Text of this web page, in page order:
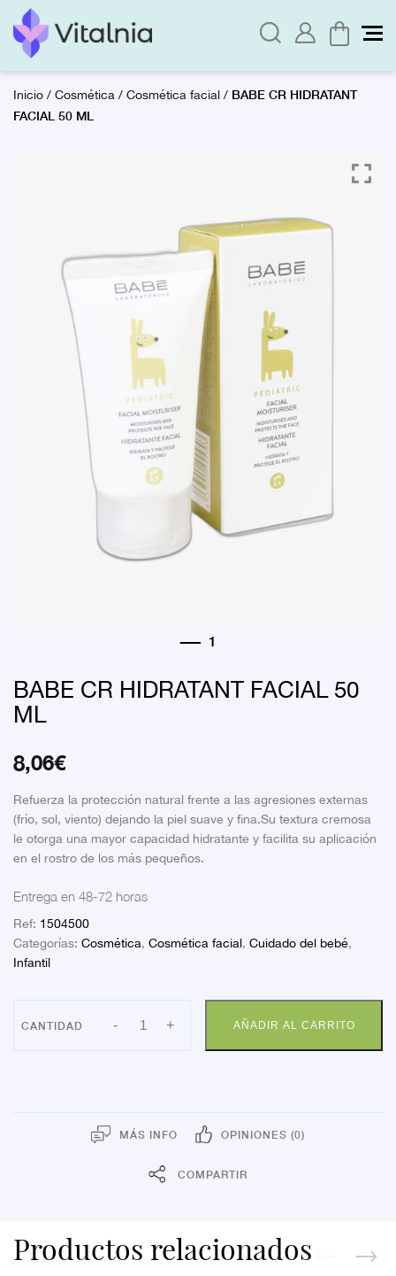
Inicio/Cosmética/Cosmética facial/ BABE CR HIDRATANT
FACIAL 50 ML
BABE CR HIDRATANT FACIAL 50
ML
8,06€
Refuerza la protección natural frente a las agresiones externas
(frío, sol, viento) dejando la piel suave y fina.Su textura cremosa
le otorga una mayor capacidad hidratante y facilita su aplicación
en el rostro de los más pequeños.
Entrega en 48-72 horas
Ref: 1504500
Categorías: Cosmética, Cosmética facial, Cuidado del bebé,
Infantil
- BABE
CR + AÑADIR AL CARRITO
MÁS INFO OPINIONES (0)
COMPARTIR
Productos relacionados